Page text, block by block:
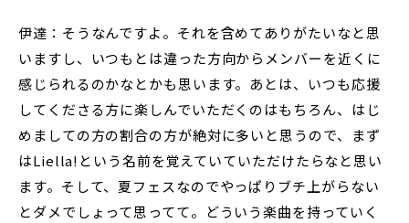
伊達：そうなんですよ。それを含めてありがたいなと思
いますし、いつもとは違った方向からメンバーを近くに
感じられるのかなとかも思います。あとは、いつも応援
してくださる方に楽しんでいただくのはもちろん、はじ
めましての方の割合の方が絶対に多いと思うので、まず
はLiella!という名前を覚えていていただけたらなと思い
ます。そして、夏フェスなのでやっぱりブチ上がらない
とダメでしょって思ってて。どういう楽曲を持っていく